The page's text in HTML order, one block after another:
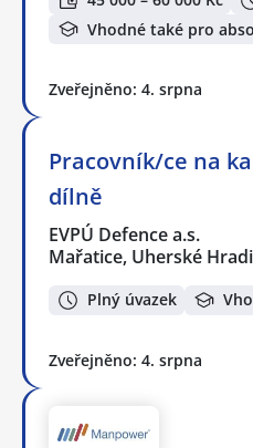
Vhodné také pro
Zveřejněno: 4. srpna
Pracovník/ce na
dílně
EVPÚ Defence a.s.
Mařatice, Uherské
Plný úvazek
Zveřejněno: 4. srpna